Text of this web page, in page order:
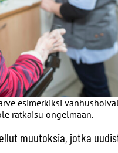
esimerkiksi
ratkaisu ongelmaan.
muutoksia, jotka